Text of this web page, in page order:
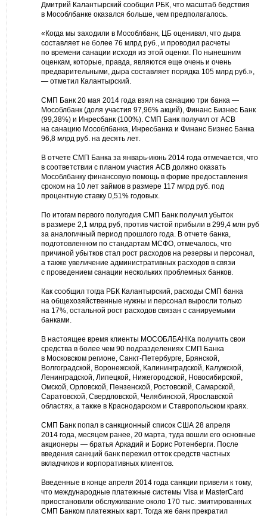
Дмитрий Калантырский сообщил РБК, что масштаб бедствия
в Мособлбанке оказался больше, чем предполагалось.
«Когда мы заходили в Мособлбанк, ЦБ оценивал, что дыра
составляет не более 76 млрд руб., и проводил расчеты
по времени санации исходя из этой оценки. По нынешним
оценкам, которые, правда, являются еще очень и очень
предварительными, дыра составляет порядка 105 млрд руб.»,
— отметил Калантырский.
СМП Банк 20 мая 2014 года взял на санацию три банка —
Мособлбанк (доля участия 97,96% акций), Финанс Бизнес Банк
(99,38%) и Инресбанк (100%). СМП Банк получил от АСВ
на санацию Мособлбанка, Инресбанка и Финанс Бизнес Банка
96,8 млрд руб. на десять лет.
В отчете СМП Банка за январь-июнь 2014 года отмечается, что
в соответствии с планом участия АСВ должно оказать
Мособлбанку финансовую помощь в форме предоставления
сроком на 10 лет займов в размере 117 млрд руб. под
процентную ставку 0,51% годовых.
По итогам первого полугодия СМП Банк получил убыток
в размере 2,1 млрд руб, против чистой прибыли в 299,4 млн руб
за аналогичный период прошлого года. В отчете банка,
подготовленном по стандартам МСФО, отмечалось, что
причиной убытков стал рост расходов на резервы и персонал,
а также увеличение административных расходов в связи
с проведением санации нескольких проблемных банков.
Как сообщил тогда РБК Калантырский, расходы СМП банка
на общехозяйственные нужны и персонал выросли только
на 17%, остальной рост расходов связан с санируемыми
банками.
В настоящее время клиенты МОСОБЛБАНКа получить свои
средства в более чем 90 подразделениях СМП Банка
в Московском регионе, Санкт-Петербурге, Брянской,
Волгоградской, Воронежской, Калининградской, Калужской,
Ленинградской, Липецкой, Нижегородской, Новосибирской,
Омской, Орловской, Пензенской, Ростовской, Самарской,
Саратовской, Свердловской, Челябинской, Ярославской
областях, а также в Краснодарском и Ставропольском краях.
СМП Банк попал в санкционный список США 28 апреля
2014 года, месяцем ранее, 20 марта, туда вошли его основные
акционеры — братья Аркадий и Борис Ротенберги. После
введения санкций банк пережил отток средств частных
вкладчиков и корпоративных клиентов.
Введенные в конце апреля 2014 года санкции привели к тому,
что международные платежные системы Visa и MasterCard
приостановили обслуживание около 170 тыс. эмитированных
СМП Банком платежных карт. Тогда же банк прекратил